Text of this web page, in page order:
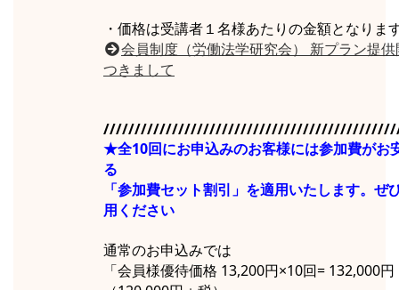
・価格は受講者１名様あたりの金額となりま
会員制度（労働法学研究会） 新プラン提
つきまして
★全10回にお申込みのお客様には参加費がお
る
「参加費セット割引」を適用いたします。ぜ
用ください
通常のお申込みでは
「会員様優待価格 13,200円×10回= 132,000円